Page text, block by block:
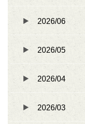
2026/06
2026/05
2026/04
2026/03